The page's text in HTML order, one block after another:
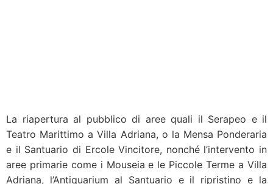
La riapertura al pubblico di aree quali il Serapeo e il
Teatro Marittimo a Villa Adriana, o la Mensa Ponderaria
e il Santuario di Ercole Vincitore, nonché l’intervento in
aree primarie come i Mouseia e le Piccole Terme a Villa
Adriana, l’Antiquarium al Santuario e il ripristino e la